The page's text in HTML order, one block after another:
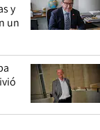
y
un